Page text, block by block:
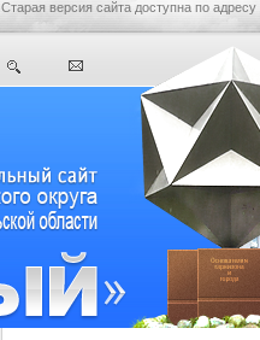
Старая версия сайта доступна по адресу